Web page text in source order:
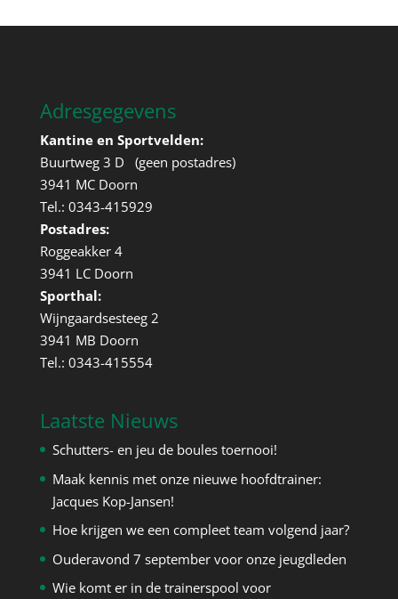
Adresgegevens
Kantine en Sportvelden:
Buurtweg 3 D (geen postadres)
3941 MC Doorn
Tel.: 0343-415929
Postadres:
Roggeakker 4
3941 LC Doorn
Sporthal:
Wijngaardsesteeg 2
3941 MB Doorn
Tel.: 0343-415554
Laatste Nieuws
Schutters- en jeu de boules toernooi!
Maak kennis met onze nieuwe hoofdtrainer:
Jacques Kop-Jansen!
Hoe krijgen we een compleet team volgend jaar?
Ouderavond 7 september voor onze jeugdleden
Wie komt er in de trainerspool voor